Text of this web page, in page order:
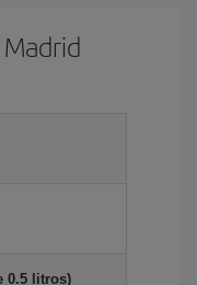
0.5 litros)